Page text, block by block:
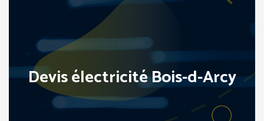
Devis électricité Bois-d-Arcy